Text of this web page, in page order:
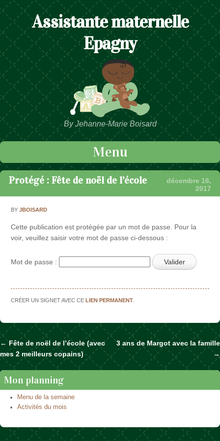
Assistante maternelle
Epagny
By Jehanne-Marie Boisard
Menu
Passer au contenu
Protégé : Fête de noël de l’école
décembre 16,
2017
BYJBOISARD
Cette publication est protégée par un mot de passe. Pour la
voir, veuillez saisir votre mot de passe ci-dessous :
Mot de passe :
CRÉER UN SIGNET AVEC CELIEN PERMANENT
Naviguer dans les articles
←Fête de noël de l’école (avec
mes 2 meilleurs copains)
3 ans de Margot avec la famille
→
Mon planning
Menu de la semaine
Activités du mois